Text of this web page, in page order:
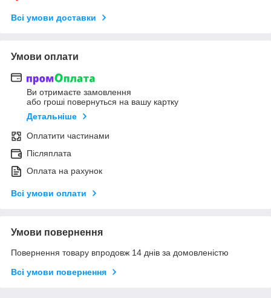
Всі умови доставки
Умови оплати
Ви отримаєте замовлення
або гроші повернуться на вашу картку
Детальніше
Оплатити частинами
Післяплата
Оплата на рахунок
Всі умови оплати
Умови повернення
Повернення товару впродовж 14 днів за домовленістю
Всі умови повернення